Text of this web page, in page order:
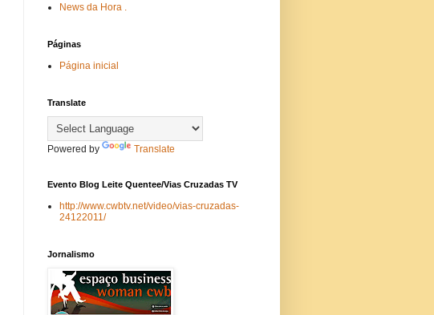
News da Hora .
Páginas
Página inicial
Translate
Powered by Translate
Evento Blog Leite Quentee/Vias Cruzadas TV
http://www.cwbtv.net/video/vias-cruzadas-
24122011/
Jornalismo